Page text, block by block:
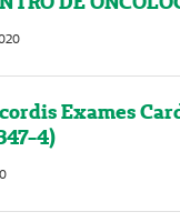
Exames
4)